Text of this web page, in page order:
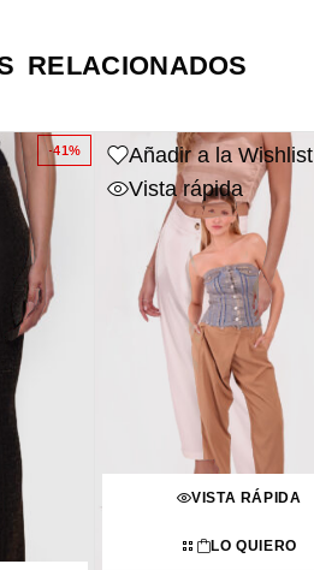
RELACIONADOS
-41%
Añadir a la Wishlist
Vista rápida
VISTA RÁPIDA
LO QUIERO